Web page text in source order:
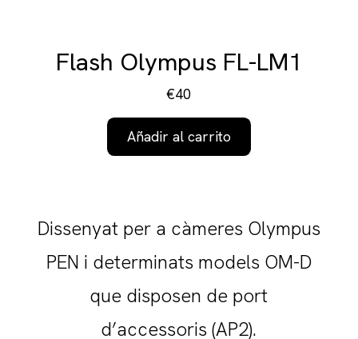
Flash Olympus FL-LM1
€40
Añadir al carrito
Dissenyat per a càmeres Olympus
PEN i determinats models OM-D
que disposen de port
d’accessoris (AP2).